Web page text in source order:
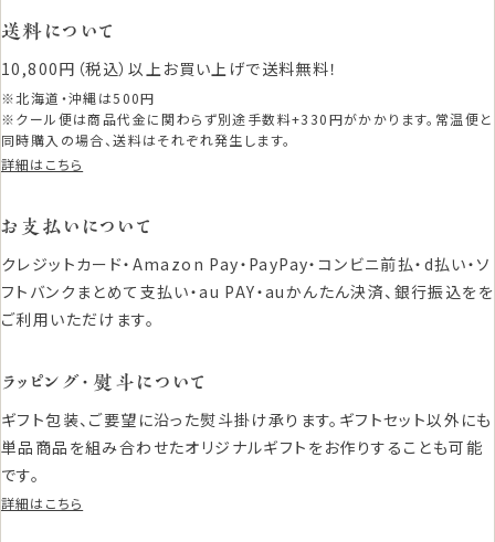
送料について
10,800円（税込）以上お買い上げで送料無料！
※北海道・沖縄は500円
※クール便は商品代金に関わらず別途手数料+330円がかかります。常温便と
同時購入の場合、送料はそれぞれ発生します。
詳細はこちら
お支払いについて
クレジットカード・Amazon Pay・PayPay・コンビニ前払・d払い・ソ
フトバンクまとめて支払い・au PAY・auかんたん決済、銀行振込をを
ご利用いただけます。
ラッピング・熨斗について
ギフト包装、ご要望に沿った熨斗掛け承ります。ギフトセット以外にも
単品商品を組み合わせたオリジナルギフトをお作りすることも可能
です。
詳細はこちら